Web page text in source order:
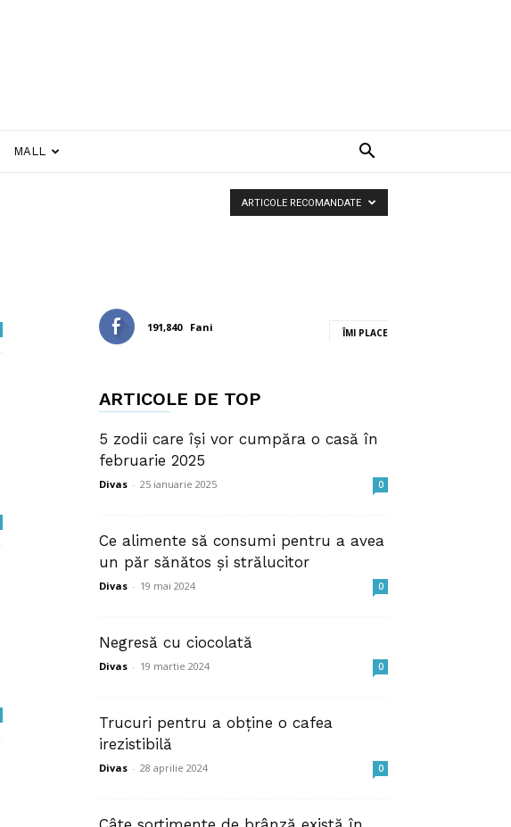
MALL
ARTICOLE RECOMANDATE
191,840 Fani ÎMI PLACE
ARTICOLE DE TOP
5 zodii care își vor cumpăra o casă în
februarie 2025
Divas - 25 ianuarie 2025 0
Ce alimente să consumi pentru a avea
un păr sănătos și strălucitor
Divas - 19 mai 2024 0
Negresă cu ciocolată
Divas - 19 martie 2024 0
Trucuri pentru a obține o cafea
irezistibilă
Divas - 28 aprilie 2024 0